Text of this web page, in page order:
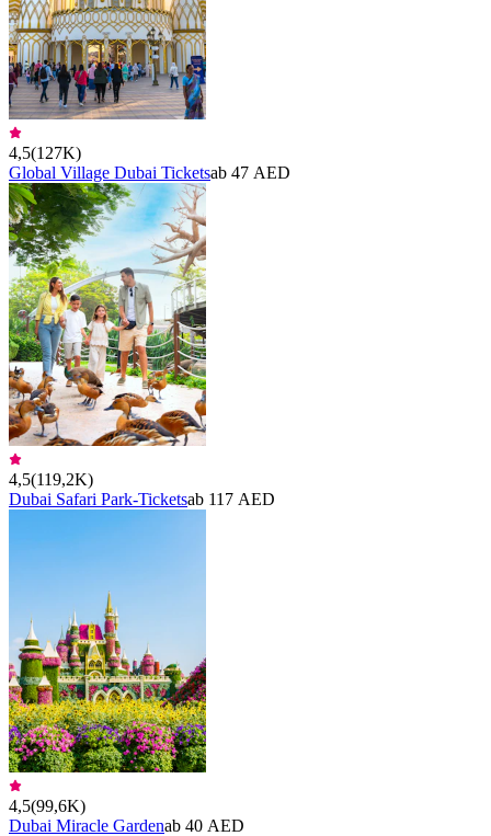
4,5(127K)
Global Village Dubai Ticketsab 47 AED
4,5(119,2K)
Dubai Safari Park-Ticketsab 117 AED
4,5(99,6K)
Dubai Miracle Gardenab 40 AED